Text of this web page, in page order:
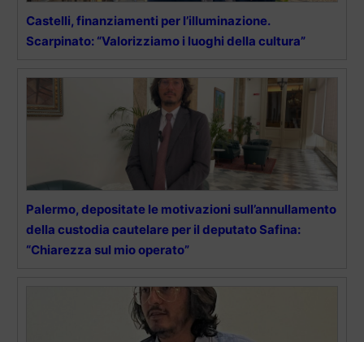
Castelli, finanziamenti per l’illuminazione.
Scarpinato: “Valorizziamo i luoghi della cultura”
Palermo, depositate le motivazioni sull’annullamento
della custodia cautelare per il deputato Safina:
“Chiarezza sul mio operato”